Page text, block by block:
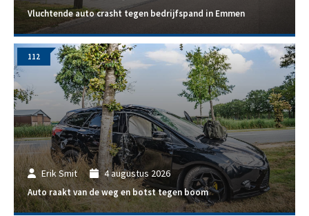
Vluchtende auto crasht tegen bedrijfspand in Emmen
Erik Smit 4 augustus 2026
Auto raakt van de weg en botst tegen boom
112